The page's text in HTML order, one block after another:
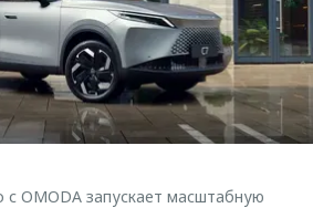
с OMODA запускает масштабную